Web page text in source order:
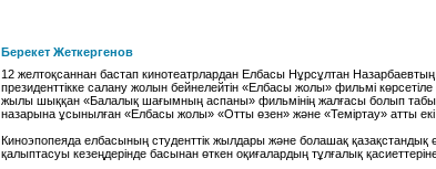
Берекет Жеткергенов
12 желтоқсаннан бастап кинотеатрлардан Елбасы Нұрсұлтан
президенттікке салану жолын бейнелейтін «Елбасы жолы» фильмі
жылы шыққан «Балалық шағымның аспаны» фильмінің жалғасы болып
назарына ұсынылған «Елбасы жолы» «Отты өзен» және «Теміртау» атты екі
Киноэпопеяда елбасының студенттік жылдары және болашақ қазақстандық
қалыптасуы кезеңдерінде басынан өткен оқиғалардың тұлғалық